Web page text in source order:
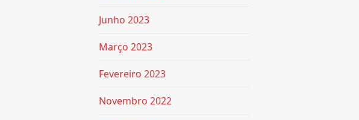
Junho 2023
Março 2023
Fevereiro 2023
Novembro 2022